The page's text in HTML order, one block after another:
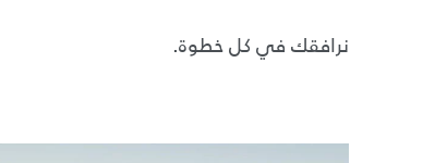
نرافقك في كل خطوة.